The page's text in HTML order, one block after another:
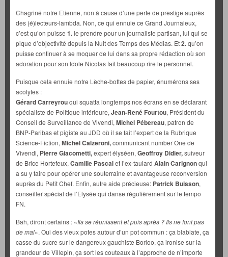
Chagriné notre Etienne, non à cause d’une perte de prestige auprès
des (é)lecteurs-lambda. Non, ce qui ennuie ce Grand Journaleux,
c’est qu’on puisse 1.le prendre pour un journaliste partisan, lui qui se
pique d’objectivité depuis la Nuit des Temps des Médias. Et2.qu’on
puisse continuer à se moquer de lui dans sa propre rédaction où son
adoration pour son Idole Nicolas fait beaucoup rire le personnel.
Puisque cela ennuie notre Lèche-bottes de papier, énumérons ses
acolytes :
Gérard Carreyrouqui squatta longtemps nos écrans en se déclarant
spécialiste de Politique intérieure, Jean-René Fourtou, Président du
Conseil de Surveillance de Vivendi, Michel Pébereau, patron de
BNP-Paribas et pigiste au JDD où il se fait l’expert de la Rubrique
Science-Fiction, Michel Calzeroni,communicant number One de
Vivendi, Pierre Giacometti,expert élyséen, Geoffroy Didier,suiveur
de Brice Hortefeux, Camille Pascalet l’ex-taulard Alain Carignonqui
a su y faire pour opérer une souterraine et avantageuse reconversion
auprès du Petit Chef. Enfin, autre aide précieuse: Patrick Buisson,
conseiller spécial de l’Elysée qui danse régulièrement sur le tempo
FN.
Bah, diront certains : «Ils se réunissent et puis après ? Ils ne font pas
de mal». Oui des vieux potes autour d’un pot commun : ça blablate, ça
casse du sucre sur le dangereux gauchiste Borloo, ça ironise sur la
grandeur de Villepin, ça sort les couteaux à l’approche de n’importe